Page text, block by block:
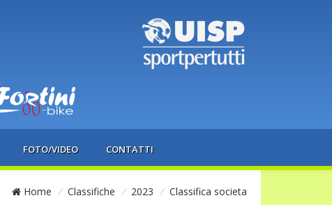
FOTO/VIDEO CONTATTI
Home / Classifiche / 2023 / Classifica societa